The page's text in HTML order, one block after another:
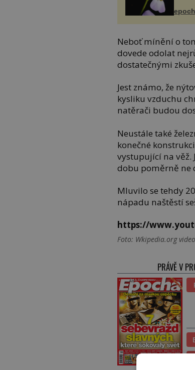
Neboť mínění o
dovede odolat
dostatečnými
Jest známo, že
kysliku vzduchu
natěrači budou
Neustále také
konečné
vystupující na věž.
dobu poměrně ne
Mluvilo se tehdy
nápadu naštěstí
https://
Foto: Wkipedia.org
PRÁVĚ V